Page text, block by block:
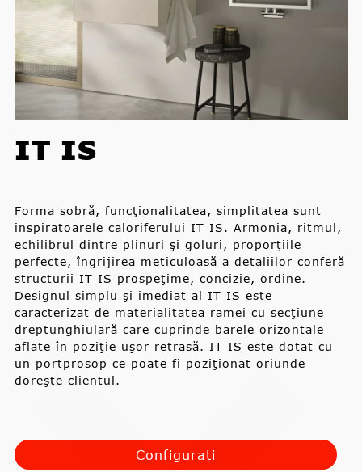
IT IS
Forma sobră, funcţionalitatea, simplitatea sunt
inspiratoarele caloriferului IT IS. Armonia, ritmul,
echilibrul dintre plinuri şi goluri, proporţiile
perfecte, îngrijirea meticuloasă a detaliilor conferă
structurii IT IS prospeţime, concizie, ordine.
Designul simplu şi imediat al IT IS este
caracterizat de materialitatea ramei cu secţiune
dreptunghiulară care cuprinde barele orizontale
aflate în poziţie uşor retrasă. IT IS este dotat cu
un portprosop ce poate fi poziţionat oriunde
doreşte clientul.
Configurați